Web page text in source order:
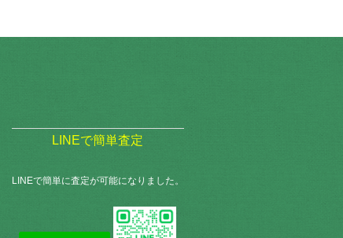
LINEで簡単査定
LINEで簡単に査定が可能になりました。